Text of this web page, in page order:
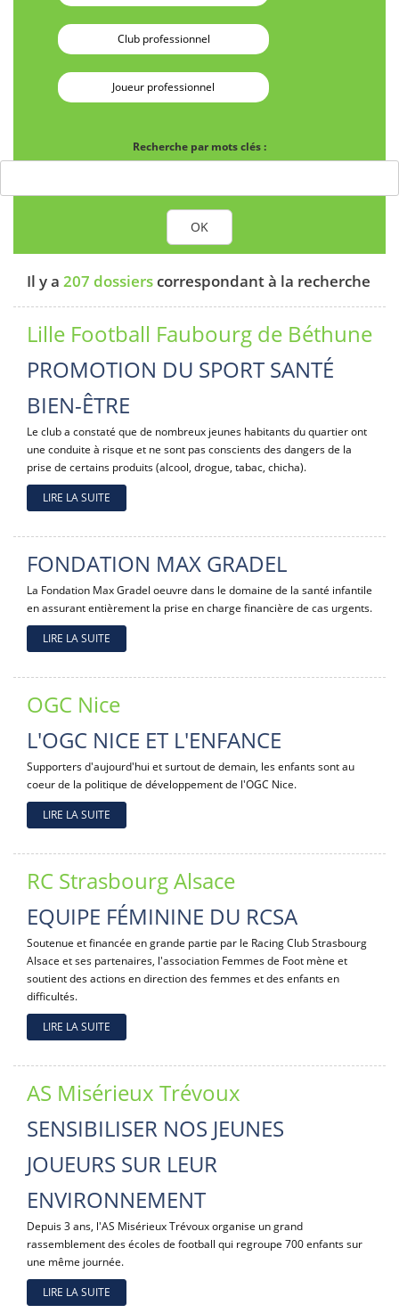
Club professionnel
Joueur professionnel
Recherche par mots clés :
OK
Il y a 207 dossierscorrespondant à la recherche
Lille Football Faubourg de Béthune
PROMOTION DU SPORT SANTÉ
BIEN-ÊTRE
Le club a constaté que de nombreux jeunes habitants du quartier ont
une conduite à risque et ne sont pas conscients des dangers de la
prise de certains produits (alcool, drogue, tabac, chicha).
LIRE LA SUITE
FONDATION MAX GRADEL
La Fondation Max Gradel oeuvre dans le domaine de la santé infantile
en assurant entièrement la prise en charge financière de cas urgents.
LIRE LA SUITE
OGC Nice
L'OGC NICE ET L'ENFANCE
Supporters d'aujourd'hui et surtout de demain, les enfants sont au
coeur de la politique de développement de l'OGC Nice.
LIRE LA SUITE
RC Strasbourg Alsace
EQUIPE FÉMININE DU RCSA
Soutenue et financée en grande partie par le Racing Club Strasbourg
Alsace et ses partenaires, l'association Femmes de Foot mène et
soutient des actions en direction des femmes et des enfants en
difficultés.
LIRE LA SUITE
AS Misérieux Trévoux
SENSIBILISER NOS JEUNES
JOUEURS SUR LEUR
ENVIRONNEMENT
Depuis 3 ans, l'AS Misérieux Trévoux organise un grand
rassemblement des écoles de football qui regroupe 700 enfants sur
une même journée.
LIRE LA SUITE